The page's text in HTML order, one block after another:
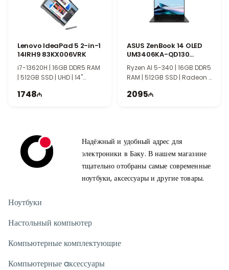
Для кого подходит этот ноутбук?
ASUS Vivobook 16X станет отличным выбором для студентов,
офисных сотрудников и пользователей, которым нужен
Благодаря Ryzen 5, SSD 512GB и качественному дисплею он
обеспечивает комфортную работу каждый день.
Lenovo IdeaPad 5 2-in-1
14IRH9 83KX006VRK
i7-13620H | 16GB DDR5 RAM
| 512GB SSD | UHD | 14"
1748
ASUS ZenBook 14 OLED
UM3406KA-QD130
90NB14U1-M007L0
Ryzen AI 5-340 | 16GB DDR5
RAM | 512GB SSD | Radeon |
2095
Надёжный и удобный адрес для
электроники в Баку. В нашем магазине
тщательно отобраны самые современные
ноутбуки, аксессуары и другие товары.
Ноутбуки
Настольный компьютер
Компьютерные комплектующие
Компьютерные aксессуары